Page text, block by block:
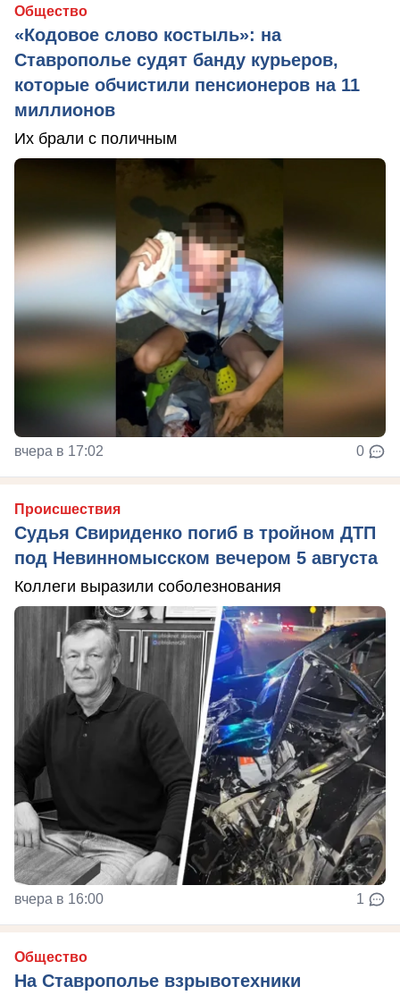
Общество
«Кодовое слово костыль»: на
Ставрополье судят банду курьеров,
которые обчистили пенсионеров на 11
миллионов
Их брали с поличным
вчера в 17:02 0
Происшествия
Судья Свириденко погиб в тройном ДТП
под Невинномысском вечером 5 августа
Коллеги выразили соболезнования
вчера в 16:00 1
Общество
На Ставрополье взрывотехники